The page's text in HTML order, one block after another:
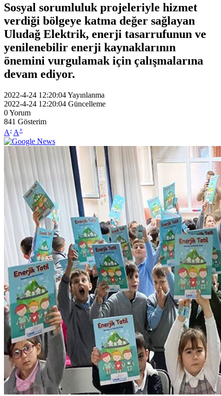
Sosyal sorumluluk projeleriyle hizmet
verdiği bölgeye katma değer sağlayan
Uludağ Elektrik, enerji tasarrufunun ve
yenilenebilir enerji kaynaklarının
önemini vurgulamak için çalışmalarına
devam ediyor.
2022-4-24 12:20:04Yayınlanma
2022-4-24 12:20:04 Güncelleme
0Yorum
841 Gösterim
A- A+